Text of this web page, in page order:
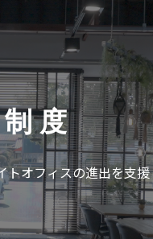
度
オフィスの進出を支援